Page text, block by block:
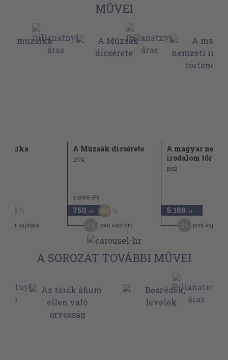
MŰVEI
pont kapható
A Múzsák dícsérete
1974
1.890 Ft
750 ,-Ft 60
pont kapható
A magyar
irodalom
1932
5.180 ,-Ft
pont kapható
A SOROZAT TOVÁBBI MŰVEI